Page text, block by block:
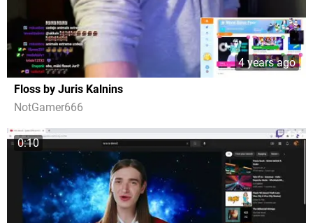
4 years ago
Floss by Juris Kalnins
NotGamer666
0:10